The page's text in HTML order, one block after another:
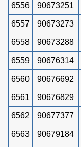
6556 90673251
6557 90673273
6558 90673288
6559 90676314
6560 90676692
6561 90676829
6562 90677377
6563 90679184